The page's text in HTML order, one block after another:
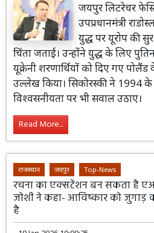
जयपुर लिटरेचर
उपप्रधानमंत्री
युद्ध पर यूरोप की
चिंता जताई। उन्होंने युद्ध के लिए
यूक्रेनी शरणार्थियों को दिए गए
उल्लेख किया। सिकोरस्की ने 1994 के
विश्वसनीयता पर भी सवाल उठाए।
Read More...
राजस्थान जयपुर Top-News
रचना का एक्सटेंशन बन सकता है
जोशी ने कहा- आविष्कार को जुगाड़
है